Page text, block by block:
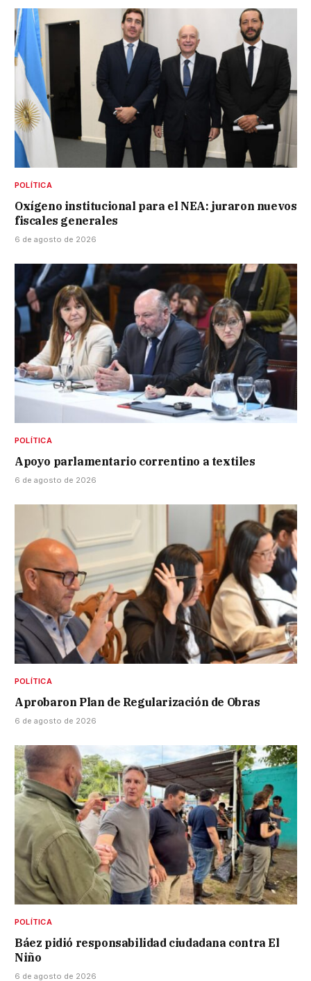
POLÍTICA
Oxígeno institucional para el NEA: juraron nuevos
fiscales generales
6 de agosto de 2026
POLÍTICA
Apoyo parlamentario correntino a textiles
6 de agosto de 2026
POLÍTICA
Aprobaron Plan de Regularización de Obras
6 de agosto de 2026
POLÍTICA
Báez pidió responsabilidad ciudadana contra El
Niño
6 de agosto de 2026